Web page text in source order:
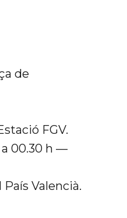
de
FGV.
a 00.30 h —
Valencià.